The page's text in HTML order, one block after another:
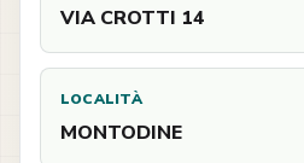
VIA CROTTI 14
LOCALITÀ
MONTODINE